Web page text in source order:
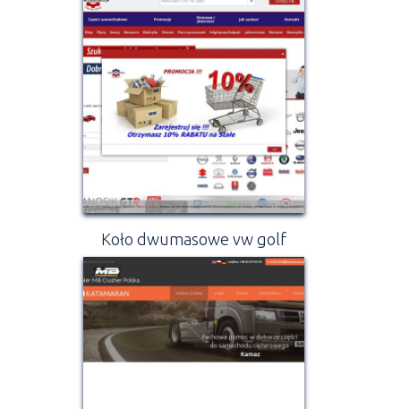
Koło dwumasowe vw golf